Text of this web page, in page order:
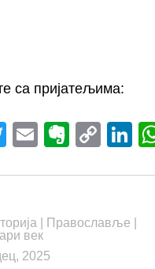
са пријатељима:
Twitter
Email
Православље
век
2025